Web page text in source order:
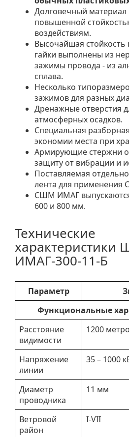
Долговечный материал
повышенной
воздействиям.
Высочайшая стойкость
гайки выполнены из
зажимы провода - из
сплава.
Несколько
зажимов для разных
Дренажные отверстия
атмосферных осадков.
Специальная
экономии места при
Армирующие стержни
защиту от вибрации и
Поставляемая
лента для
СШМ ИМАГ
600 и 800 мм.
Технические
характеристики
ИМАГ-300-11-Б
Параметр
Функциональные
Расстояние
видимости
1200
Напряжение
линии
35 – 1000
Диаметр
проводника
11 мм
Ветровой
район
I-VII